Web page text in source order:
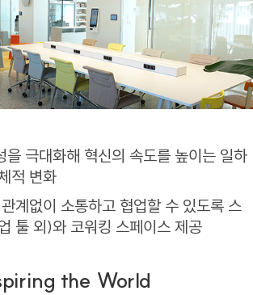
을 극대화해 혁신의 속도를 높이는 일하
적 변화
계없이 소통하고 협업할 수 있도록 스
툴 외)와 코워킹 스페이스 제공
the World